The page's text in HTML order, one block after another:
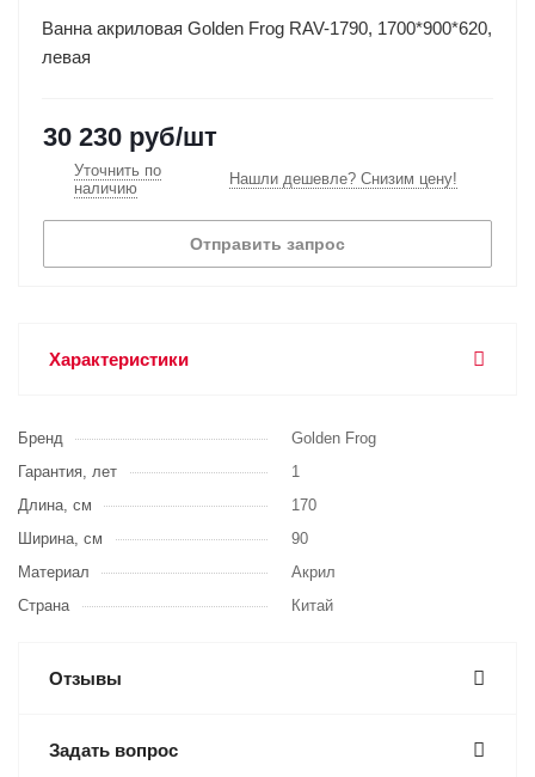
Ванна акриловая Golden Frog RAV-1790, 1700*900*620,
левая
30 230 руб/шт
Уточнить по
наличию
Нашли дешевле? Снизим цену!
Отправить запрос
Характеристики
Бренд
Golden Frog
Гарантия, лет
1
Длина, см
170
Ширина, см
90
Материал
Акрил
Страна
Китай
Отзывы
Задать вопрос